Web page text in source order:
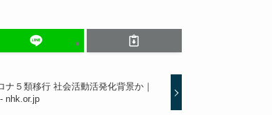
ナ５類移行 社会活動活発化背景か｜
nhk.or.jp